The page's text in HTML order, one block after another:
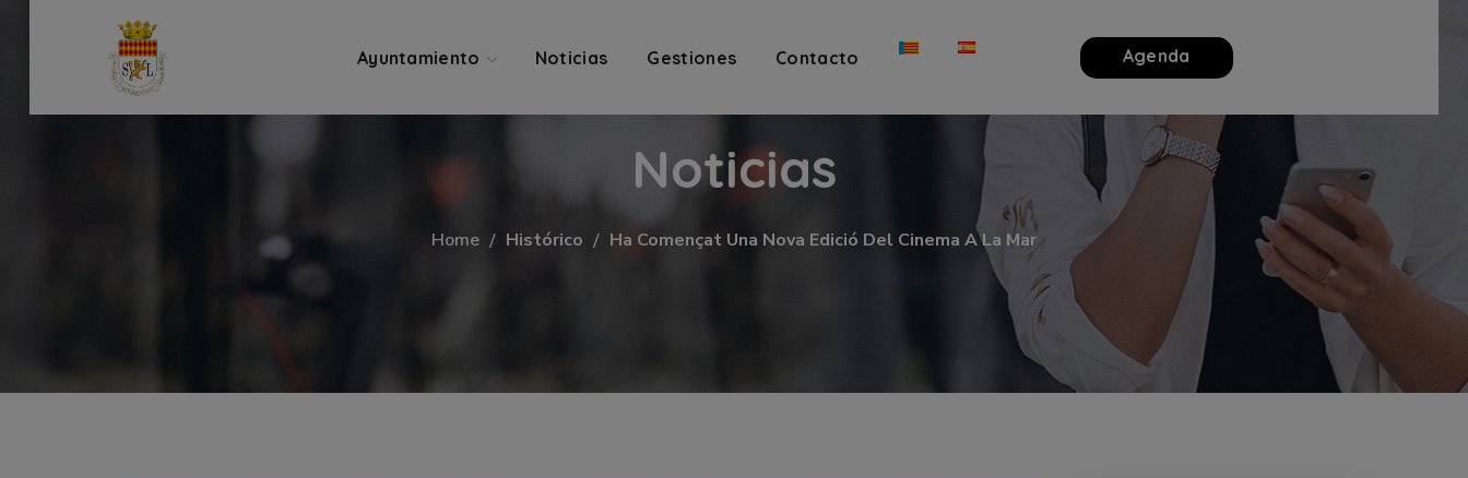
Ayuntamiento Noticias Gestiones Contacto Agenda
Noticias
Home Histórico Ha Començat Una Nova Edició Del Cinema A La Mar